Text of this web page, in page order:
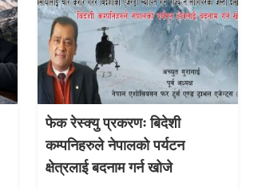
फेक रेस्क्यु प्रकरणः बिदेशी
कम्पनिहरुले नेपालको पर्यटन
क्षेत्रलाई बदनाम गर्न खोजे